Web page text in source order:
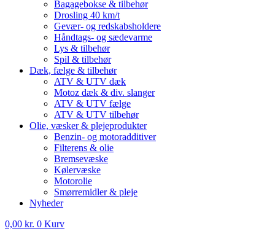
Bagagebokse & tilbehør
Drosling 40 km/t
Gevær- og redskabsholdere
Håndtags- og sædevarme
Lys & tilbehør
Spil & tilbehør
Dæk, fælge & tilbehør
ATV & UTV dæk
Motoz dæk & div. slanger
ATV & UTV fælge
ATV & UTV tilbehør
Olie, væsker & plejeprodukter
Benzin- og motoradditiver
Filterens & olie
Bremsevæske
Kølervæske
Motorolie
Smørremidler & pleje
Nyheder
0,00 kr. 0 Kurv